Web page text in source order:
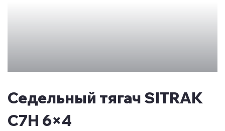
Седельный тягач SITRAK
C7H 6×4